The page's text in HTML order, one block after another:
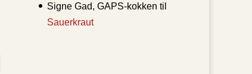
Signe Gad, GAPS-kokken til
Sauerkraut